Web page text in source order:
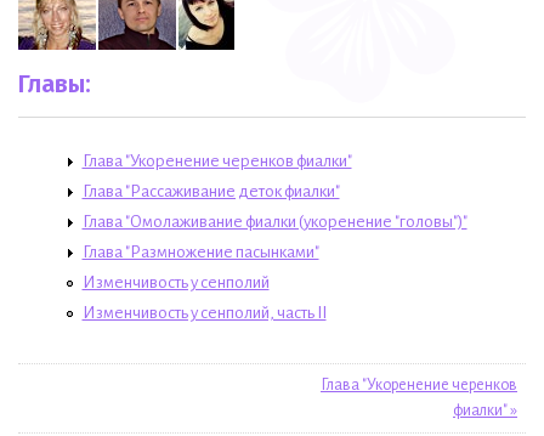
Главы:
Глава "Укоренение черенков фиалки"
Глава "Рассаживание деток фиалки"
Глава "Омолаживание фиалки (укоренение "головы")"
Глава "Размножение пасынками"
Изменчивость у сенполий
Изменчивость у сенполий, часть II
Глава "Укоренение черенков
фиалки" »